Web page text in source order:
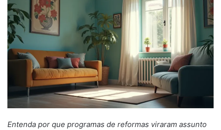
Entenda por que programas de reformas viraram assunto